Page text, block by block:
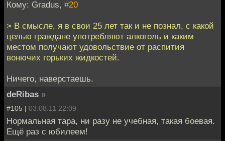
Кому: Gradus, #20
> В смысле, я в свои 25 лет так и не познал, с какой
целью граждане употребляют алкоголь и каким
местом получают удовольствие от распития
вонючих горьких жидкостей.
Ничего, наверстаешь.
deRibas »
#105 | 03.08.11 22:09
Нормальная тара, ни разу не учебная, такая боевая.
Ещё раз с юбилеем!